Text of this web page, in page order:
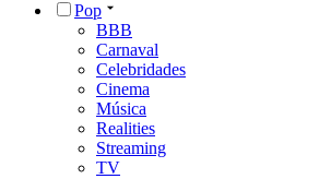
Pop
BBB
Carnaval
Celebridades
Cinema
Música
Realities
Streaming
TV